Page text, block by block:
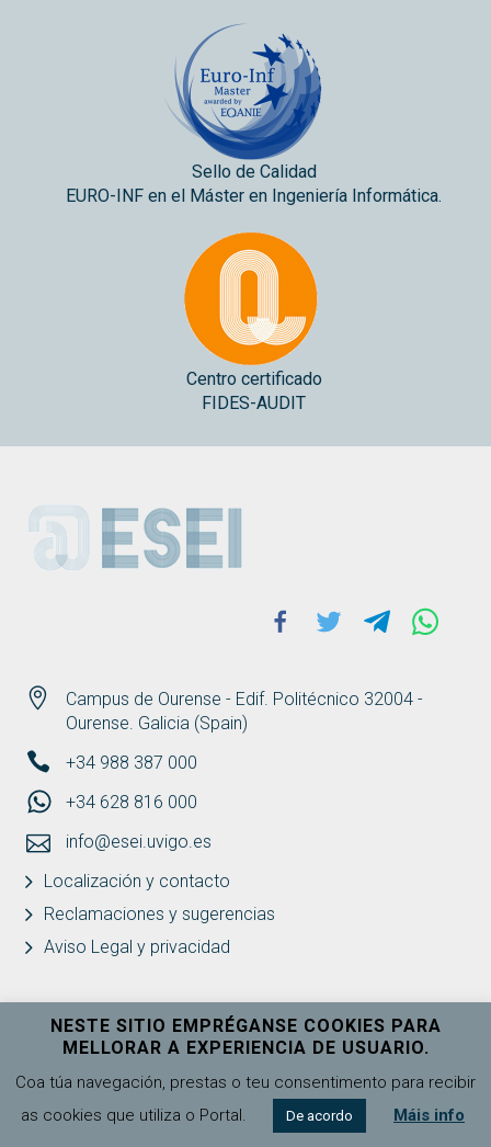
Sello de Calidad
EURO-INF en el Máster en Ingeniería Informática.
Centro certificado
FIDES-AUDIT
ESEI
Campus de Ourense - Edif. Politécnico 32004 -
Ourense. Galicia (Spain)
+34 988 387 000
+34 628 816 000
info@esei.uvigo.es
Localización y contacto
Reclamaciones y sugerencias
Aviso Legal y privacidad
Facebook
Twitter Telegram
NESTE SITIO EMPRÉGANSE COOKIES PARA
MELLORAR A EXPERIENCIA DE USUARIO.
Coa túa navegación, prestas o teu consentimento para recibir
as cookies que utiliza o Portal.
De acordo Máis info